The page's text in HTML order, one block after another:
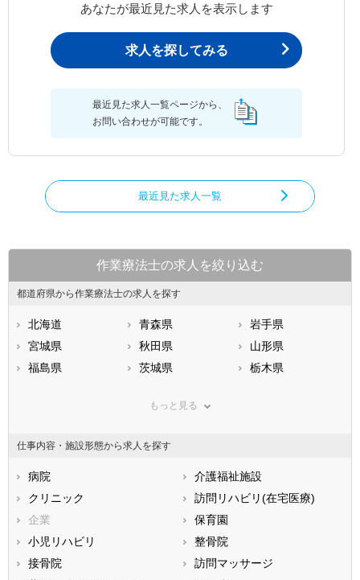
あなたが最近見た求人を表示します
求人を探してみる
最近見た求人一覧ページから、
お問い合わせが可能です。
最近見た求人一覧
作業療法士の求人を絞り込む
都道府県から作業療法士の求人を探す
北海道 青森県
岩手県
宮城県
秋田県
山形県
福島県
茨城県
栃木県
神奈川県
石川県
福井県
静岡県
三重県
滋賀県
大阪府
兵庫県
鳥取県
広島県
徳島県
もっと見る
仕事内容・施設形態から求人を探す
病院
介護福祉施設
クリニック
訪問リハビリ(在宅医療)
企業
保育園
小児リハビリ
整骨院
接骨院
訪問マッサージ